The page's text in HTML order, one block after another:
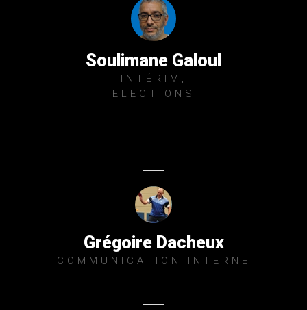
Soulimane Galoul
INTÉRIM,
ELECTIONS
Grégoire Dacheux
COMMUNICATION INTERNE